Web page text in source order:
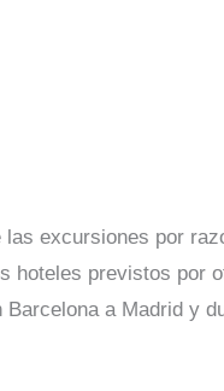
excursiones por
previstos por
a Madrid y